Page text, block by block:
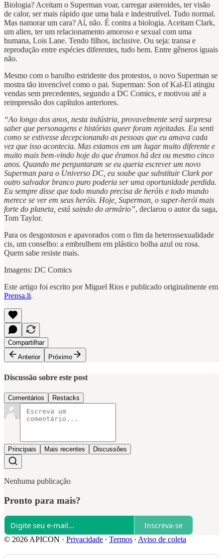
Biologia? Aceitam o Superman voar, carregar asteroides, ter visão
de calor, ser mais rápido que uma bala e indestrutível. Tudo normal.
Mas namorar um cara? Aí, não. É contra a biologia. Aceitam Clark,
um alien, ter um relacionamento amoroso e sexual com uma
humana, Lois Lane. Tendo filhos, inclusive. Ou seja: transa e
reprodução entre espécies diferentes, tudo bem. Entre gêneros iguais
não.
Mesmo com o barulho estridente dos protestos, o novo Superman se
mostra tão invencível como o pai. Superman: Son of Kal-El atingiu
vendas sem precedentes, segundo a DC Comics, e motivou até a
reimpressão dos capítulos anteriores.
“Ao longo dos anos, nesta indústria, provavelmente será surpresa
saber que personagens e histórias queer foram rejeitadas. Eu senti
como se estivesse decepcionando as pessoas que eu amava cada
vez que isso acontecia. Mas estamos em um lugar muito diferente e
muito mais bem-vindo hoje do que éramos há dez ou mesmo cinco
anos. Quando me perguntaram se eu queria escrever um novo
Superman para o Universo DC, eu soube que substituir Clark por
outro salvador branco puro poderia ser uma oportunidade perdida.
Eu sempre disse que todo mundo precisa de heróis e todo mundo
merece se ver em seus heróis. Hoje, Superman, o super-herói mais
forte do planeta, está saindo do armário”, declarou o autor da saga,
Tom Taylor.
Para os desgostosos e apavorados com o fim da heterossexualidade
cis, um conselho: a embrulhem em plástico bolha azul ou rosa.
Quem sabe resiste mais.
Imagens: DC Comics
Este artigo foi escrito por Miguel Rios e publicado originalmente em
Prensa.li.
Compartilhar
Anterior
Próximo
Discussão sobre este post
Comentários Restacks
Principais Mais recentes Discussões
Nenhuma publicação
Pronto para mais?
Inscreva-se
© 2026 APICON · Privacidade ∙ Termos ∙ Aviso de coleta